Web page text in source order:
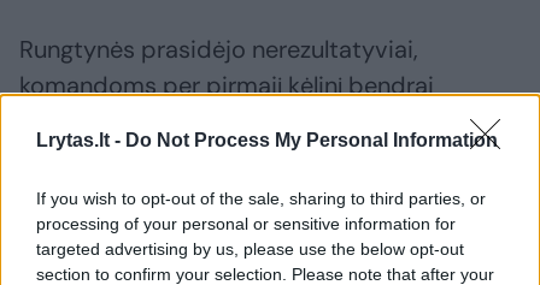
Lrytas.lt - Do Not Process My Personal Information
If you wish to opt-out of the sale, sharing to third parties, or
processing of your personal or sensitive information for
targeted advertising by us, please use the below opt-out
section to confirm your selection. Please note that after your
Rungtynės prasidėjo nerezultatyviai,
komandoms per pirmąjį kėlinį bendrai
įmetant vos 26 taškus (14:12). Visgi antrajame
kėlinyje persvarą įgijo Martyno Airošiaus
auklėtinės ir ją vis augino, kol komandas
ketvirčio viduryje jau skyrė devyni taškai
(28:19).